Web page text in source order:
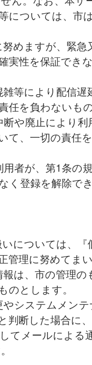
については、市
めますが、緊急
実性を保証でき
等により配信遅
任を負わないも
や廃止により利
て、一切の責任
者が、第1条の
く登録を解除で
については、『
管理に努めてま
は、市の管理の
のとします。
システムメン
判断した場合に
てメールによる